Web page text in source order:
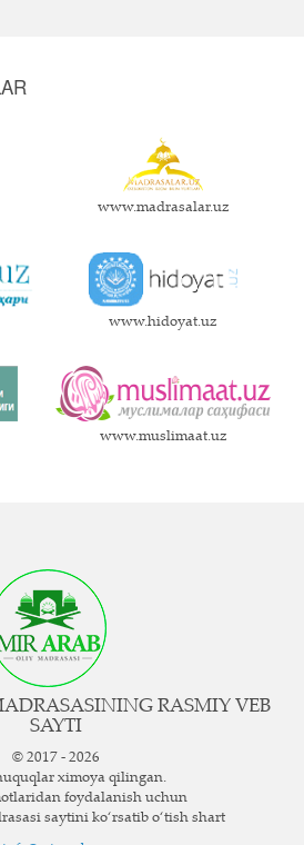
www.madrasalar.uz
www.hidoyat.uz
www.muslimaat.uz
RASMIY VEB
SAYTI
© 2017 - 2026
ximoya qilingan.
foydalanish uchun
saytini ko‘rsatib o‘tish shart